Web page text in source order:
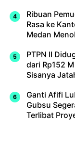
Ribuan
Rasa ke
Medan
PTPN II
dari Rp152
Sisanya
Ganti Afifi
Gubsu
Terlibat